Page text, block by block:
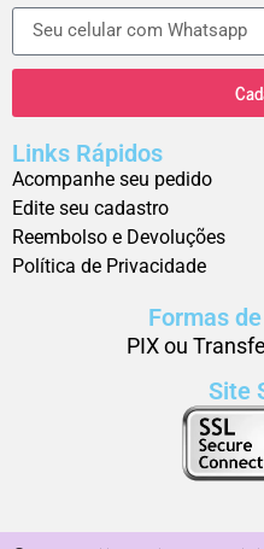
Links Rápidos
Acompanhe seu pedido
Edite seu cadastro
Reembolso e Devoluções
Política de Privacidade
Formas
PIX ou
Site